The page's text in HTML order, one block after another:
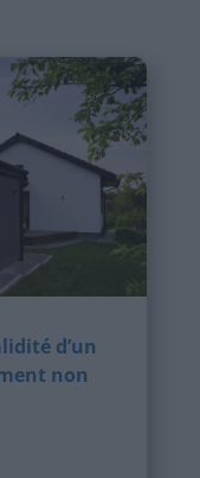
d’un
non